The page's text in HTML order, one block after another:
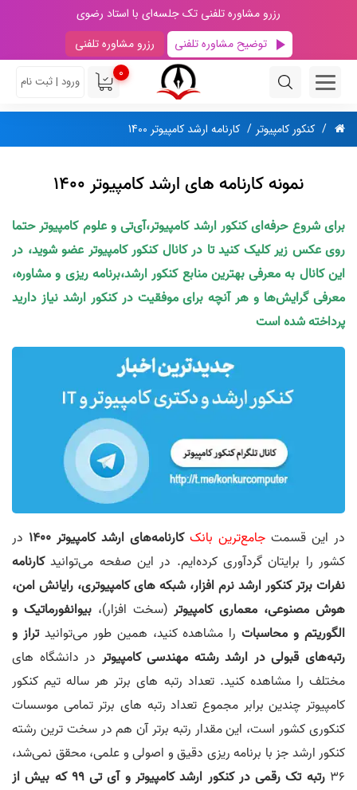
رزرو مشاوره تلفنی تک جلسه‌ای با استاد رضوی
توضیح مشاوره تلفنی
رزرو مشاوره تلفنی
0
ورود | ثبت نام
کنکور کامپیوتر کارنامه‌ ارشد کامپیوتر 1400
نمونه کارنامه های ارشد کامپیوتر 1400
برای شروع حرفه‌ای کنکور ارشد کامپیوتر،آی‌تی و علوم کامپیوتر حتما
روی عکس زیر کلیک کنید تا در کانال کنکور کامپیوتر عضو شوید، در
این کانال به معرفی بهترین منابع کنکور ارشد،برنامه ریزی و مشاوره،
معرفی گرایش‌ها و هر آنچه برای موفقیت در کنکور ارشد نیاز دارید
پرداخته شده است
در این قسمت جامع‌ترین بانک کارنامه‌های ارشد کامپیوتر 1400
در
کشور را برایتان گردآوری کرده‌ایم. در این صفحه می‌توانیدکارنامه
نفرات برتر کنکور ارشد نرم افزار، شبکه های کامپیوتری، رایانش امن،
هوش مصنوعی، معماری کامپیوتر(سخت افزار)،بیوانفورماتیک و
الگوریتم و محاسباترا مشاهده کنید، همین طور می‌توانیدتراز و
رتبه‌های قبولی در ارشد رشته مهندسی کامپیوتر در دانشگاه های
مختلف را مشاهده کنید. تعداد رتبه های برتر هر ساله تیم کنکور
کامپیوتر چندین برابر مجموع تعداد رتبه های برتر تمامی موسسات
کنکوری کشور است، این مقدار رتبه برتر آن هم در سخت ترین رشته
کنکور ارشد جز با برنامه ریزی دقیق و اصولی و علمی، محقق نمی‌شد،
36
رتبه تک رقمی در کنکور ارشد کامپیوتر و آی تی 99 که بیش از